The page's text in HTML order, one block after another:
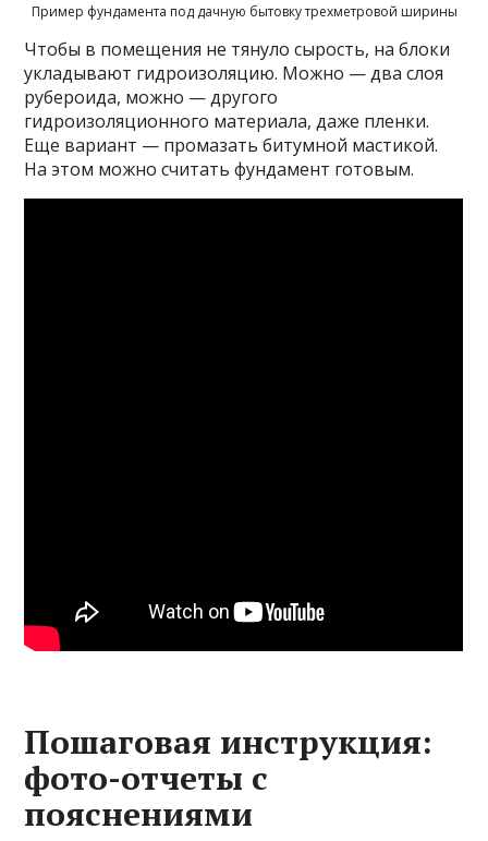
Пример фундамента под дачную бытовку трехметровой ширины
Чтобы в помещения не тянуло сырость, на блоки
укладывают гидроизоляцию. Можно — два слоя
рубероида, можно — другого
гидроизоляционного материала, даже пленки.
Еще вариант — промазать битумной мастикой.
На этом можно считать фундамент готовым.
Пошаговая инструкция:
фото-отчеты с
пояснениями